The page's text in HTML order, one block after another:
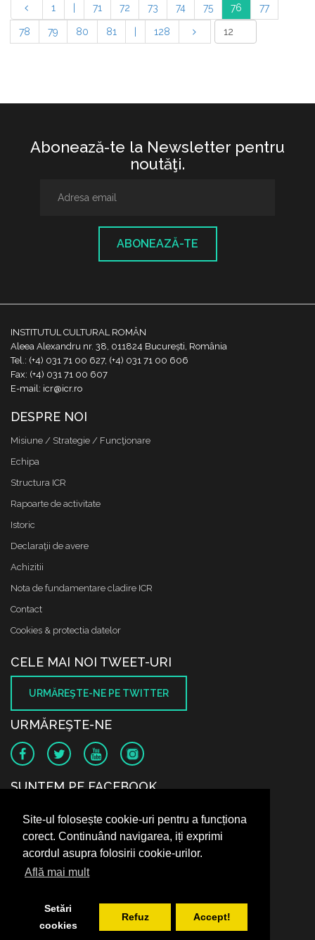
Site-ul folosește cookie-uri pentru a funcționa
corect. Continuând navigarea, iți exprimi
acordul asupra folosirii cookie-urilor.
Află mai mult
Setări
cookies
Refuz Accept!
1 71 72 73 74 75 76 77
78 79 80 81 128
Abonează-te la Newsletter pentru
noutăţi.
ABONEAZĂ-TE
INSTITUTUL CULTURAL ROMÂN
Aleea Alexandru nr. 38, 011824 București, România
Tel.: (+4) 031 71 00 627, (+4) 031 71 00 606
Fax: (+4) 031 71 00 607
E-mail: icr@icr.ro
DESPRE NOI
Misiune / Strategie / Funcţionare
Echipa
Structura ICR
Rapoarte de activitate
Istoric
Declaraţii de avere
Achizitii
Nota de fundamentare cladire ICR
Contact
Cookies & protectia datelor
CELE MAI NOI TWEET-URI
URMĂREŞTE-NE PE TWITTER
URMĂREŞTE-NE
SUNTEM PE FACEBOOK